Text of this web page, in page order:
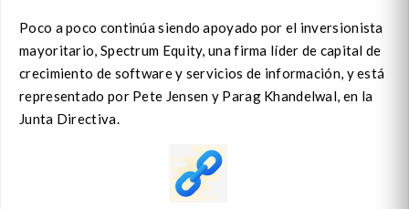
Poco a poco continúa siendo apoyado por el inversionista
mayoritario, Spectrum Equity, una firma líder de capital de
crecimiento de software y servicios de información, y está
representado por Pete Jensen y Parag Khandelwal, en la
Junta Directiva.